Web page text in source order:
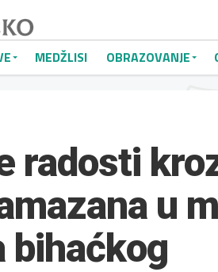
MEDŽLISI OBRAZOVANJE
radosti
u